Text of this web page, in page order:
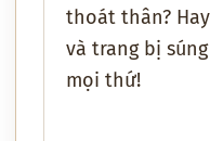
thoát thân?
và trang bị
mọi thứ!